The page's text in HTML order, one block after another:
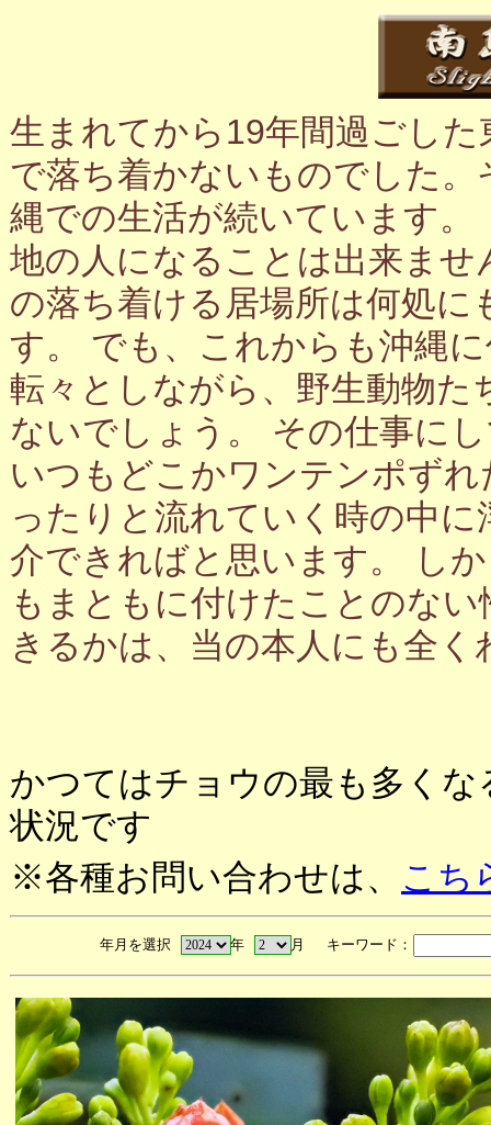
生まれてから19年間過ごし
で落ち着かないものでした
縄での生活が続いています
地の人になることは出来ま
の落ち着ける居場所は何処
す。 でも、これからも沖縄
転々としながら、野生動物
ないでしょう。 その仕事に
いつもどこかワンテンポず
ったりと流れていく時の中
介できればと思います。 し
もまともに付けたことのな
きるかは、当の本人にも全く
かつてはチョウの最も多く
状況です
※各種お問い合わせは、 こち
年月を選択 年 月 キーワード：